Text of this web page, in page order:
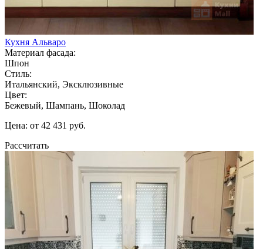
Кухня Альваро
Материал фасада:
Шпон
Стиль:
Итальянский, Эксклюзивные
Цвет:
Бежевый, Шампань, Шоколад
Цена: от 42 431 руб.
Рассчитать